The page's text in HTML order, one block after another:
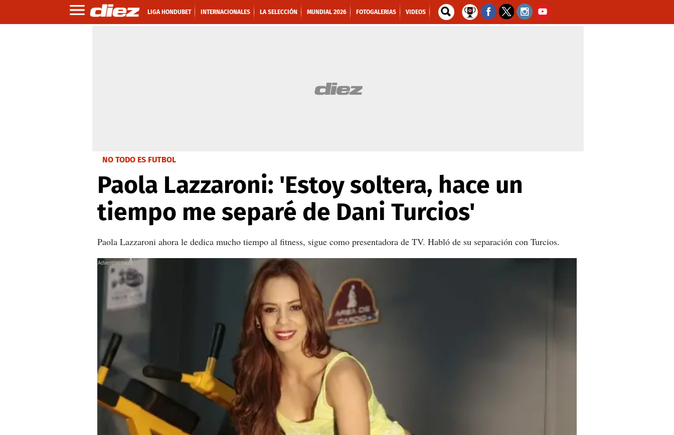
LIGA HONDUBET INTERNACIONALES LA SELECCIÓN MUNDIAL 2026 FOTOGALERIAS VIDEOS
NO TODO ES FUTBOL
Paola Lazzaroni: 'Estoy soltera, hace un
tiempo me separé de Dani Turcios'
Paola Lazzaroni ahora le dedica mucho tiempo al fitness, sigue como presentadora de TV. Habló de su separación con Turcios.
X